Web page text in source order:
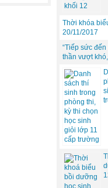
Thời khóa
20/11/2017
​“Tiếp sức
thần vượt